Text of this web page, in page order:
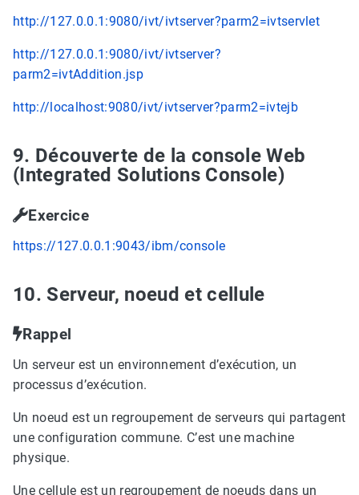
http://127.0.0.1:9080/ivt/ivtserver?parm2=ivtservlet
http://127.0.0.1:9080/ivt/ivtserver?
parm2=ivtAddition.jsp
http://localhost:9080/ivt/ivtserver?parm2=ivtejb
9. Découverte de la console Web
(Integrated Solutions Console)
Exercice
https://127.0.0.1:9043/ibm/console
10. Serveur, noeud et cellule
Rappel
Un serveur est un environnement d’exécution, un
processus d’exécution.
Un noeud est un regroupement de serveurs qui partagent
une configuration commune. C’est une machine
physique.
Une cellule est un regroupement de noeuds dans un